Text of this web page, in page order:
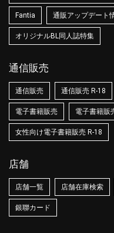
Fantia 通販アップデート
オリジナルBL同人誌特集
通信販売
通信販売 通信販売 R-18
電子書籍販売 電子書籍販
女性向け電子書籍販売 R-18
店舗
店舗一覧 店舗在庫検索
銀聯カード